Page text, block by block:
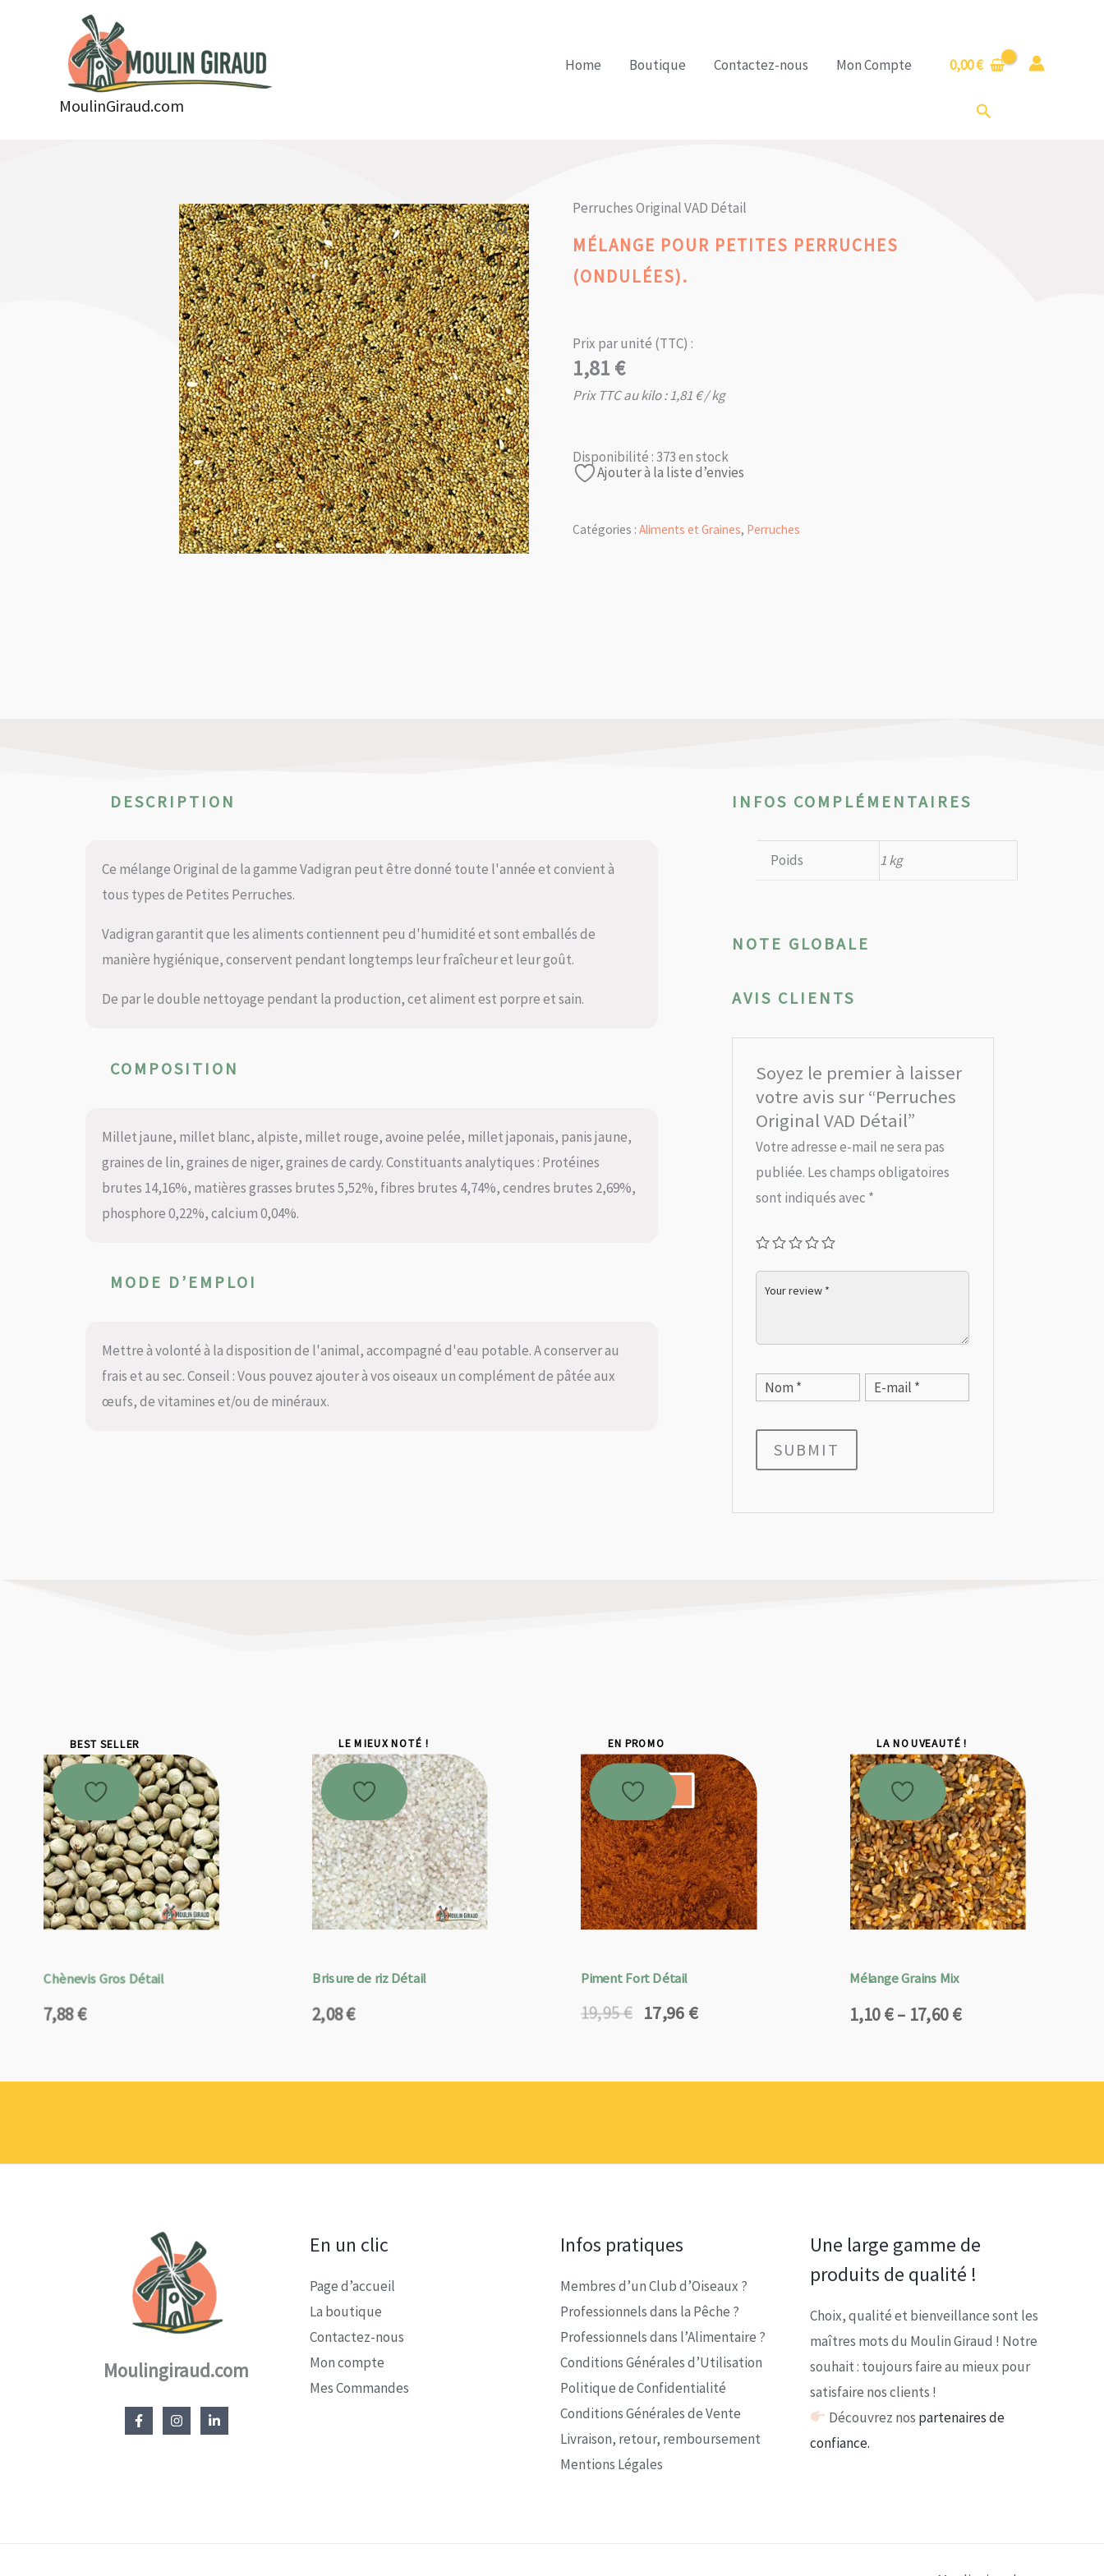
MoulinGiraud.com
Home Boutique Contactez-nous Mon Compte 0,00€
Rechercher
Perruches Original VAD Détail
MÉLANGE POUR PETITES PERRUCHES
(ONDULÉES).
Prix par unité (TTC) :
1,81 €
Prix TTC au kilo :1,81€/ kg
Disponibilité :373 en stock
Ajouter à la liste d’envies
Catégories :Aliments et Graines, Perruches
DESCRIPTION
Ce mélange Original de la gamme Vadigran peut être donné toute l'année et convient à
tous types de Petites Perruches.
Vadigran garantit que les aliments contiennent peu d'humidité et sont emballés de
manière hygiénique, conservent pendant longtemps leur fraîcheur et leur goût.
De par le double nettoyage pendant la production, cet aliment est porpre et sain.
COMPOSITION
Millet jaune, millet blanc, alpiste, millet rouge, avoine pelée, millet japonais, panis jaune,
graines de lin, graines de niger, graines de cardy. Constituants analytiques : Protéines
brutes 14,16%, matières grasses brutes 5,52%, fibres brutes 4,74%, cendres brutes 2,69%,
phosphore 0,22%, calcium 0,04%.
MODE D’EMPLOI
Mettre à volonté à la disposition de l'animal, accompagné d'eau potable. A conserver au
frais et au sec. Conseil : Vous pouvez ajouter à vos oiseaux un complément de pâtée aux
œufs, de vitamines et/ou de minéraux.
INFOS COMPLÉMENTAIRES
Poids 1 kg
NOTE GLOBALE
AVIS CLIENTS
Soyez le premier à laisser
votre avis sur “Perruches
Original VAD Détail”
Votre adresse e-mail ne sera pas
publiée. Les champs obligatoires
sont indiqués avec *
SUBMIT
BEST SELLER
Chènevis Gros Détail
7,88€
LE MIEUX NOTÉ !
Brisure de riz Détail
2,08€
EN PROMO
Promo !
Piment Fort Détail
19,95€
Le
était :
17,96 €
Le
est :
LA NOUVEAUTÉ !
Mélange Grains Mix
1,10€– 17,60€
Plage
1,10 €
Moulingiraud.com
En un clic
Page d’accueil
La boutique
Contactez-nous
Mon compte
Mes Commandes
Infos pratiques
Membres d’un Club d’Oiseaux ?
Professionnels dans la Pêche ?
Professionnels dans l’Alimentaire ?
Conditions Générales d’Utilisation
Politique de Confidentialité
Conditions Générales de Vente
Livraison, retour, remboursement
Mentions Légales
Une large gamme de
produits de qualité !
Choix, qualité et bienveillance sont les
maîtres mots du Moulin Giraud ! Notre
souhait : toujours faire au mieux pour
satisfaire nos clients !
Découvrez nos partenaires de
confiance.